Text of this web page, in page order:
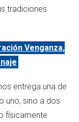
tradiciones
Venganza,
entrega una de
uno, sino a dos
físicamente